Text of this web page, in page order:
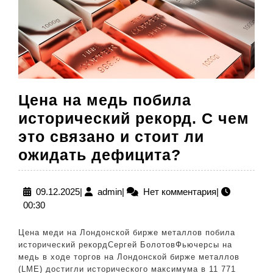
Цена на медь побила
исторический рекорд. С чем
это связано и стоит ли
ожидать дефицита?
на
медь
рекорд.
С
09.12.202509.12.2025
| adminadmin
| Нет комментария|
00:30
Цена меди на Лондонской бирже металлов побила
исторический рекордСергей БолотовФьючерсы на
медь в ходе торгов на Лондонской бирже металлов
(LME) достигли исторического максимума в 11 771